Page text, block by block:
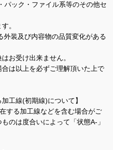
パック・ファイル系等のその他セ
。
外装及び内容物の品質変化がある
お受け出来ません。
は以上を必ずご理解頂いた上で
工線(初期線)について】
する加工線などを含む場合がご
のは度合いによって「状態A-」